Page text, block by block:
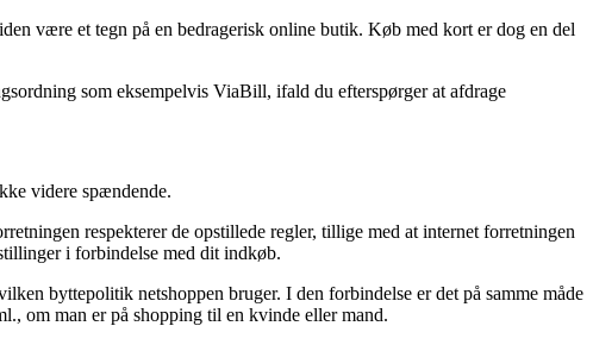
være et tegn på en bedragerisk online butik. Køb med kort er dog en del
som eksempelvis ViaBill, ifald du efterspørger at afdrage
videre spændende.
respekterer de opstillede regler, tillige med at internet forretningen
i forbindelse med dit indkøb.
byttepolitik netshoppen bruger. I den forbindelse er det på samme måde
om man er på shopping til en kvinde eller mand.